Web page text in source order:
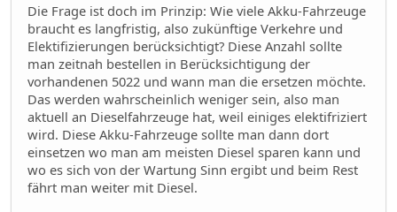
Die Frage ist doch im Prinzip: Wie viele Akku-Fahrzeuge
braucht es langfristig, also zukünftige Verkehre und
Elektifizierungen berücksichtigt? Diese Anzahl sollte
man zeitnah bestellen in Berücksichtigung der
vorhandenen 5022 und wann man die ersetzen möchte.
Das werden wahrscheinlich weniger sein, also man
aktuell an Dieselfahrzeuge hat, weil einiges elektifriziert
wird. Diese Akku-Fahrzeuge sollte man dann dort
einsetzen wo man am meisten Diesel sparen kann und
wo es sich von der Wartung Sinn ergibt und beim Rest
fährt man weiter mit Diesel.